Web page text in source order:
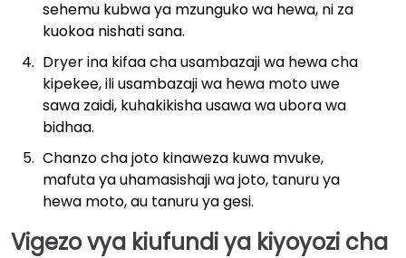
sehemu kubwa ya mzunguko wa hewa, ni za
kuokoa nishati sana.
Dryer ina kifaa cha usambazaji wa hewa cha
kipekee, ili usambazaji wa hewa moto uwe
sawa zaidi, kuhakikisha usawa wa ubora wa
bidhaa.
Chanzo cha joto kinaweza kuwa mvuke,
mafuta ya uhamasishaji wa joto, tanuru ya
hewa moto, au tanuru ya gesi.
Vigezo vya kiufundiya kiyoyozi cha